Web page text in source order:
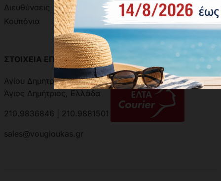
Διευθύνσεις
Κουπόνια
ΣΤΟΙΧΕΙΑ ΕΠΙΚΟΙΝΩΝΙΑΣ
Αγίου Δημητρίου 301, 17342
Άγιος Δημήτριος, Ελλάδα
210.9836846 | 210.9881501
sales@vougioukas.gr
ΑΝΑΖΗΤΗΣΗ ΑΠΟΣΤΟΛΗΣ